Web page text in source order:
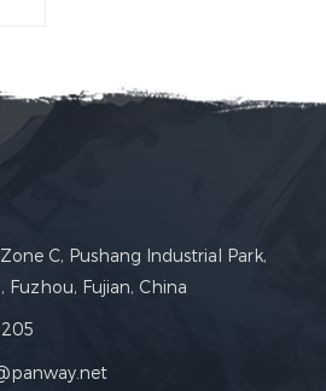
C, Pushang Industrial Park,
Fuzhou, Fujian, China